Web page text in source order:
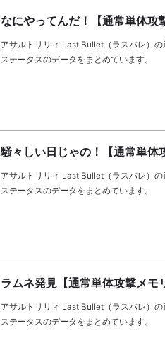
なにやってんだ！【通常単体攻
アサルトリリィ Last Bullet（ラスバレ）
ステータスのデータをまとめています。
騒々しい日じゃの！【通常単体
アサルトリリィ Last Bullet（ラスバレ）
ステータスのデータをまとめています。
ラムネ発見【通常単体攻撃メモ
アサルトリリィ Last Bullet（ラスバレ）
ステータスのデータをまとめています。